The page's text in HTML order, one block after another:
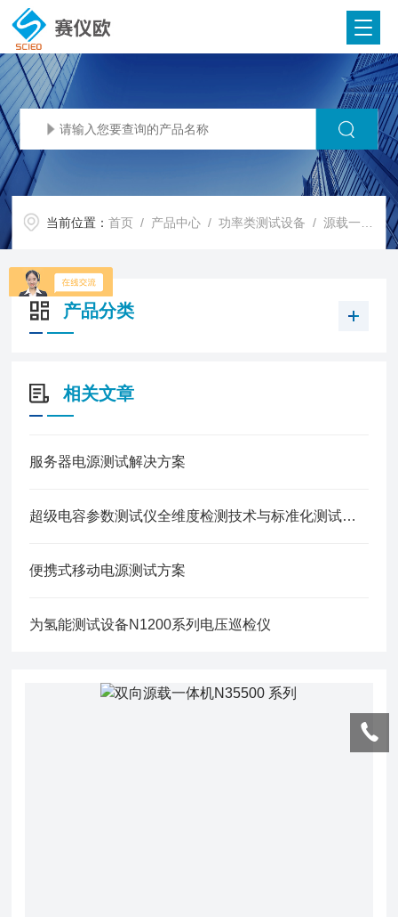
当前位置：首页 / 产品中心 /功率类测试设备 /源载一体机/双向源
产品分类
相关文章
服务器电源测试解决方案
超级电容参数测试仪全维度检测技术与标准化测试流程解析
便携式移动电源测试方案
为氢能测试设备N1200系列电压巡检仪